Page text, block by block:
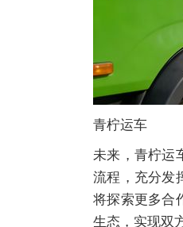
青柠运车
未来，青柠运
流程，充分发
将探索更多合
生态，实现双